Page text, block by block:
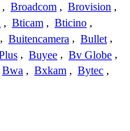
, Broadcom , Brovision ,
, Bticam , Bticino ,
, Buitencamera , Bullet ,
, Buyee , Bv Globe ,
Bwa , Bxkam , Bytec ,